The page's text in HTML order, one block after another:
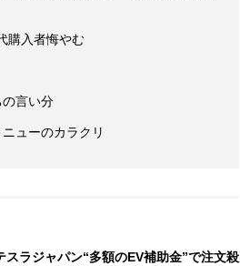
購入者悔やむ
言い分
ューのカラクリ
スラジャパン“多額のEV補助金”で注文殺